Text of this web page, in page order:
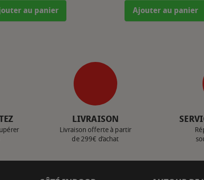
au panier Ajouter au panier
LIVRAISON
Livraison offerte à partir
de 299€ d’achat